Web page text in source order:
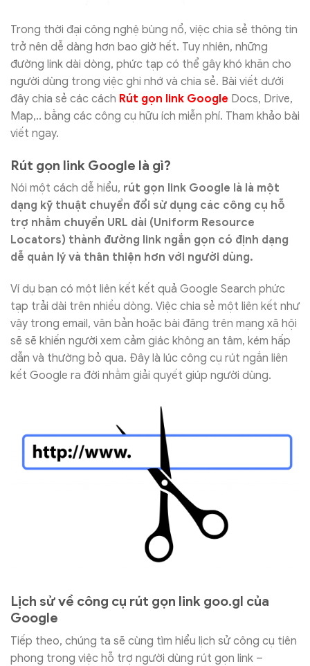
Trong thời đại công nghệ bùng nổ, việc chia sẻ thông tin
trở nên dễ dàng hơn bao giờ hết. Tuy nhiên, những
đường link dài dòng, phức tạp có thể gây khó khăn cho
người dùng trong việc ghi nhớ và chia sẻ. Bài viết dưới
đây chia sẻ các cách Rút gọn link Google Docs, Drive,
Map,.. bằng các công cụ hữu ích miễn phí. Tham khảo bài
viết ngay.
Rút gọn link Google là gì?
Nói một cách dễ hiểu, rút gọn link Google là là một
dạng kỹ thuật chuyển đổi sử dụng các công cụ hỗ
trợ nhằm chuyển URL dài (Uniform Resource
Locators) thành đường link ngắn gọn có định dạng
dễ quản lý và thân thiện hơn với người dùng.
Ví dụ bạn có một liên kết kết quả Google Search phức
tạp trải dài trên nhiều dòng. Việc chia sẻ một liên kết như
vậy trong email, văn bản hoặc bài đăng trên mạng xã hội
sẽ sẽ khiến người xem cảm giác không an tâm, kém hấp
dẫn và thường bỏ qua. Đây là lúc công cụ rút ngắn liên
kết Google ra đời nhằm giải quyết giúp người dùng.
Lịch sử về công cụ rút gọn link goo.gl của
Google
Tiếp theo, chúng ta sẽ cùng tìm hiểu lịch sử công cụ tiên
phong trong việc hỗ trợ người dùng rút gọn link –